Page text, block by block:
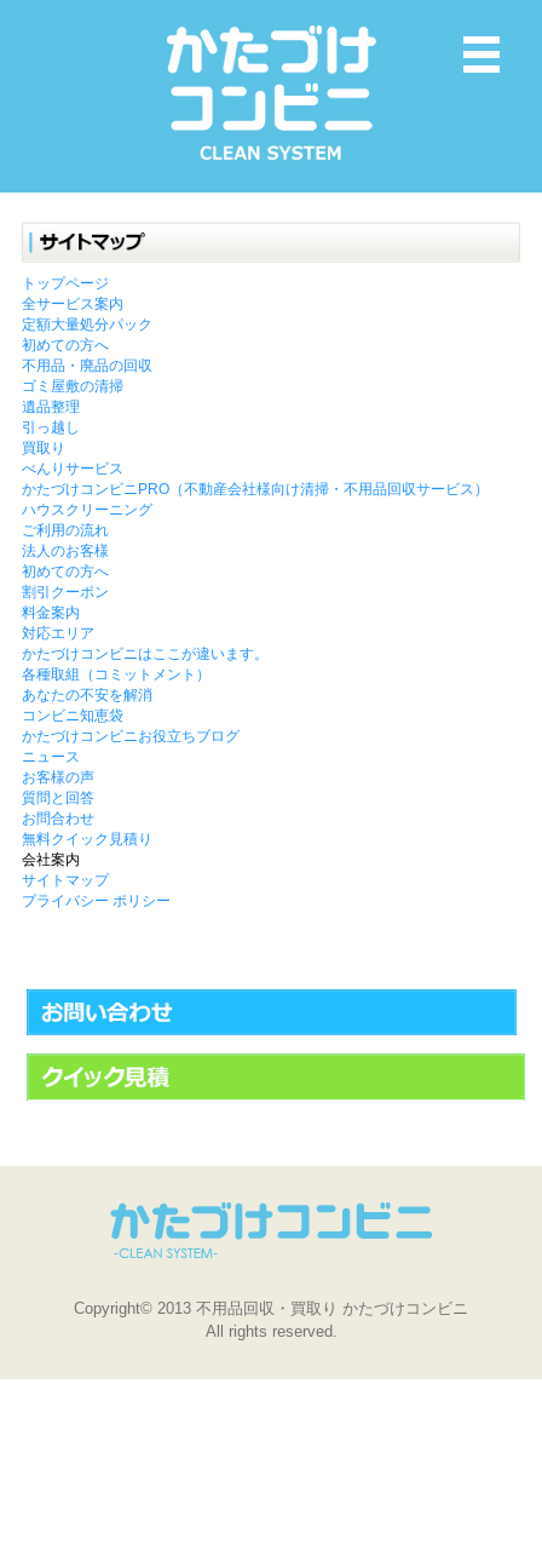
トップページ
全サービス案内
定額大量処分パック
初めての方へ
不用品・廃品の回収
ゴミ屋敷の清掃
遺品整理
引っ越し
買取り
べんりサービス
かたづけコンビニPRO（不動産会社様向け清掃・不用品回収サービス）
ハウスクリーニング
ご利用の流れ
法人のお客様
初めての方へ
割引クーポン
料金案内
対応エリア
かたづけコンビニはここが違います。
各種取組（コミットメント）
あなたの不安を解消
コンビニ知恵袋
かたづけコンビニお役立ちブログ
ニュース
お客様の声
質問と回答
お問合わせ
無料クイック見積り
会社案内
サイトマップ
プライバシー ポリシー
Copyright© 2013 不用品回収・買取り かたづけコンビニ
All rights reserved.